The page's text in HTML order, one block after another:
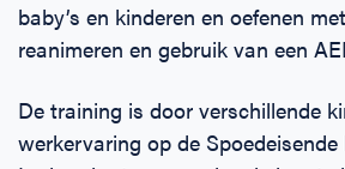
baby’s en kinderen en oefenen
reanimeren en gebruik van een
De training is door verschillende
werkervaring op de